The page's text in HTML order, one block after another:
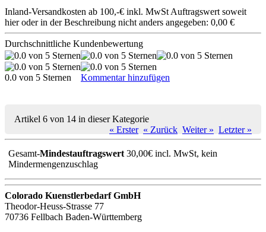
Inland-Versandkosten ab 100,-€ inkl. MwSt Auftragswert soweit
hier oder in der Beschreibung nicht anders angegeben: 0,00 €
Durchschnittliche Kundenbewertung
0.0 von 5 Sternen Kommentar hinzufügen
Artikel 6 von 14 in dieser Kategorie
« Erster « Zurück Weiter » Letzter »
Gesamt-Mindestauftragswert30,00€ incl. MwSt, kein
Mindermengenzuschlag
Colorado Kuenstlerbedarf GmbH
Theodor-Heuss-Strasse 77
70736 Fellbach Baden-Württemberg